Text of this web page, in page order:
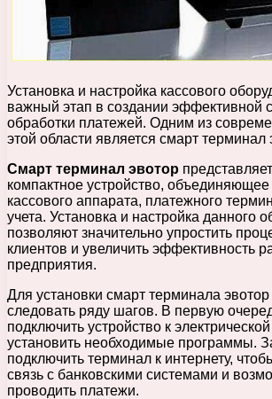
Установка и настройка кассового
важный этап в создании эффективной
обработки платежей. Одним из
этой области является смарт терминал
Смарт терминал эвотор
компактное устройство,
кассового аппарата, платежного
учета. Установка и настройка данного
позволяют значительно упростить
клиентов и увеличить эффективность
предприятия.
Для установки смарт терминала
следовать ряду шагов. В первую
подключить устройство к электрической
установить необходимые программы.
подключить терминал к интернету,
связь с банковскими системами и
проводить платежи.